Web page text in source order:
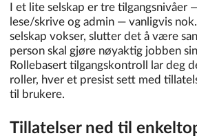
I et lite selskap er tre tilgangsnivåer
lese/skrive og admin — vanligvis
selskap vokser, slutter det å være
person skal gjøre nøyaktig jobben
Rollebasert tilgangskontroll lar deg
roller, hver et presist sett med
til brukere.
Tillatelser ned til